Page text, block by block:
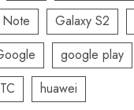
Galaxy S2
google play
huawei